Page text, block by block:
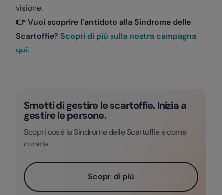
visione.
👉 Vuoi scoprire l’antidoto alla Sindrome delle
Scartoffie? Scopri di più sulla nostra campagna
qui.
Smetti di gestire le scartoffie. Inizia a
gestire le persone.
Scopri cos'è la Sindrome delle Scartoffie e come
curarla.
Scopri di più